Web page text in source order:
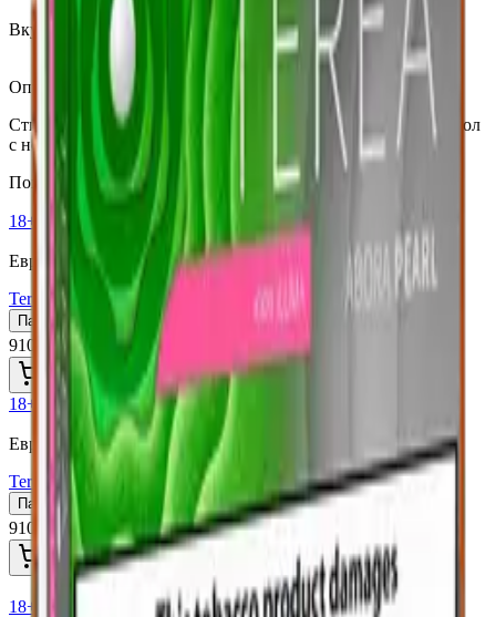
Вкусы
Описание
Стики TEREA Blue для IQOS ILUMA — освежающий ментол
с нотами мяты — Польша.
Похожие товары
18+ Мне исполнилось 18 лет
Европа (EU)
Terea Green Польша
Пачка Блок×10
910 ₽
В корзину
18+ Мне исполнилось 18 лет
Европа (EU)
Terea Purple Wave (Европа для Сев.Кипра)
Пачка Блок×10
910 ₽
В корзину
18+ Мне исполнилось 18 лет